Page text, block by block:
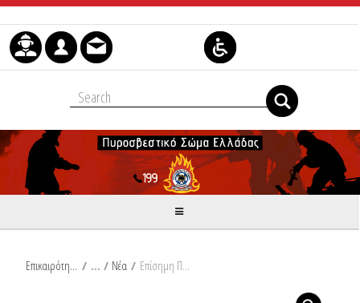
Skip to Content
Επικαιρότητα / Νέα / Επίσημη Πρώτη για την Ακαδημία Πολιτικής Προστασίας